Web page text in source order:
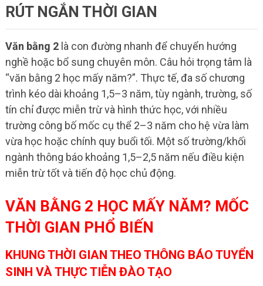
RÚT NGẮN THỜI GIAN
Văn bằng 2là con đường nhanh để chuyển hướng
nghề hoặc bổ sung chuyên môn. Câu hỏi trọng tâm là
“văn bằng 2 học mấy năm?”. Thực tế, đa số chương
trình kéo dài khoảng 1,5–3 năm, tùy ngành, trường, số
tín chỉ được miễn trừ và hình thức học, với nhiều
trường công bố mốc cụ thể 2–3 năm cho hệ vừa làm
vừa học hoặc chính quy buổi tối. Một số trường/khối
ngành thông báo khoảng 1,5–2,5 năm nếu điều kiện
miễn trừ tốt và tiến độ học chủ động.
VĂN BẰNG 2 HỌC MẤY NĂM? MỐC
THỜI GIAN PHỔ BIẾN
KHUNG THỜI GIAN THEO THÔNG BÁO TUYỂN
SINH VÀ THỰC TIỄN ĐÀO TẠO